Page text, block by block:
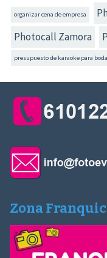
organizar cena de empresa
Photocall Zamora
presupuesto de karaoke para
Zona